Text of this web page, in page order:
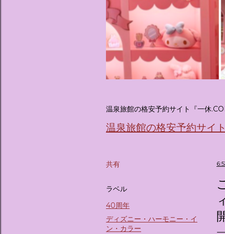
温泉旅館の格安予約サイト『一休
温泉旅館の格安予約サイ
共有
ラベル
40周年
ディズニー・ハーモニー・イ
ン・カラー